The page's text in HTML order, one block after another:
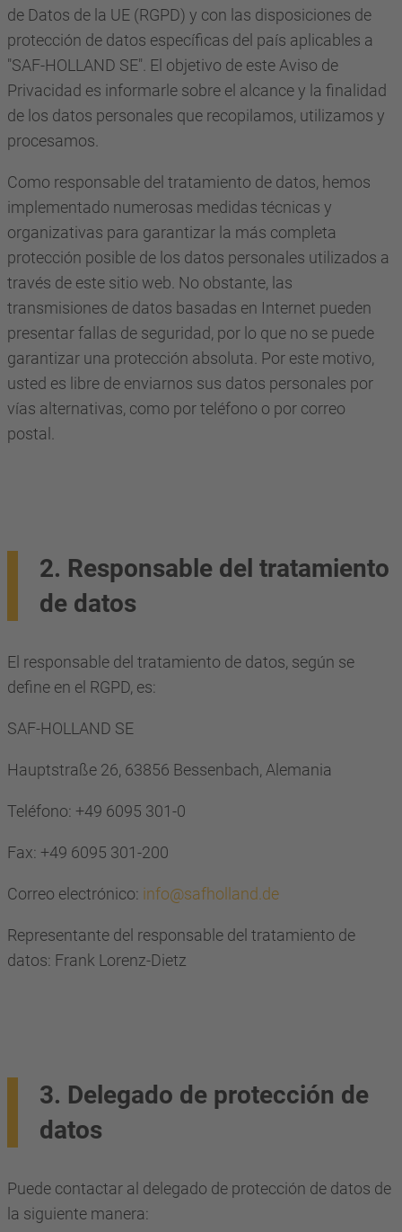
de Datos de la UE (RGPD) y con las disposiciones de
protección de datos específicas del país aplicables a
"SAF-HOLLAND SE". El objetivo de este Aviso de
Privacidad es informarle sobre el alcance y la finalidad
de los datos personales que recopilamos, utilizamos y
procesamos.
Como responsable del tratamiento de datos, hemos
implementado numerosas medidas técnicas y
organizativas para garantizar la más completa
protección posible de los datos personales utilizados a
través de este sitio web. No obstante, las
transmisiones de datos basadas en Internet pueden
presentar fallas de seguridad, por lo que no se puede
garantizar una protección absoluta. Por este motivo,
usted es libre de enviarnos sus datos personales por
vías alternativas, como por teléfono o por correo
postal.
2. Responsable del tratamiento
de datos
El responsable del tratamiento de datos, según se
define en el RGPD, es:
SAF-HOLLAND SE
Hauptstraße 26, 63856 Bessenbach, Alemania
Teléfono: +49 6095 301-0
Fax: +49 6095 301-200
Correo electrónico: info@safholland.de
Representante del responsable del tratamiento de
datos: Frank Lorenz-Dietz
3. Delegado de protección de
datos
Puede contactar al delegado de protección de datos de
la siguiente manera: